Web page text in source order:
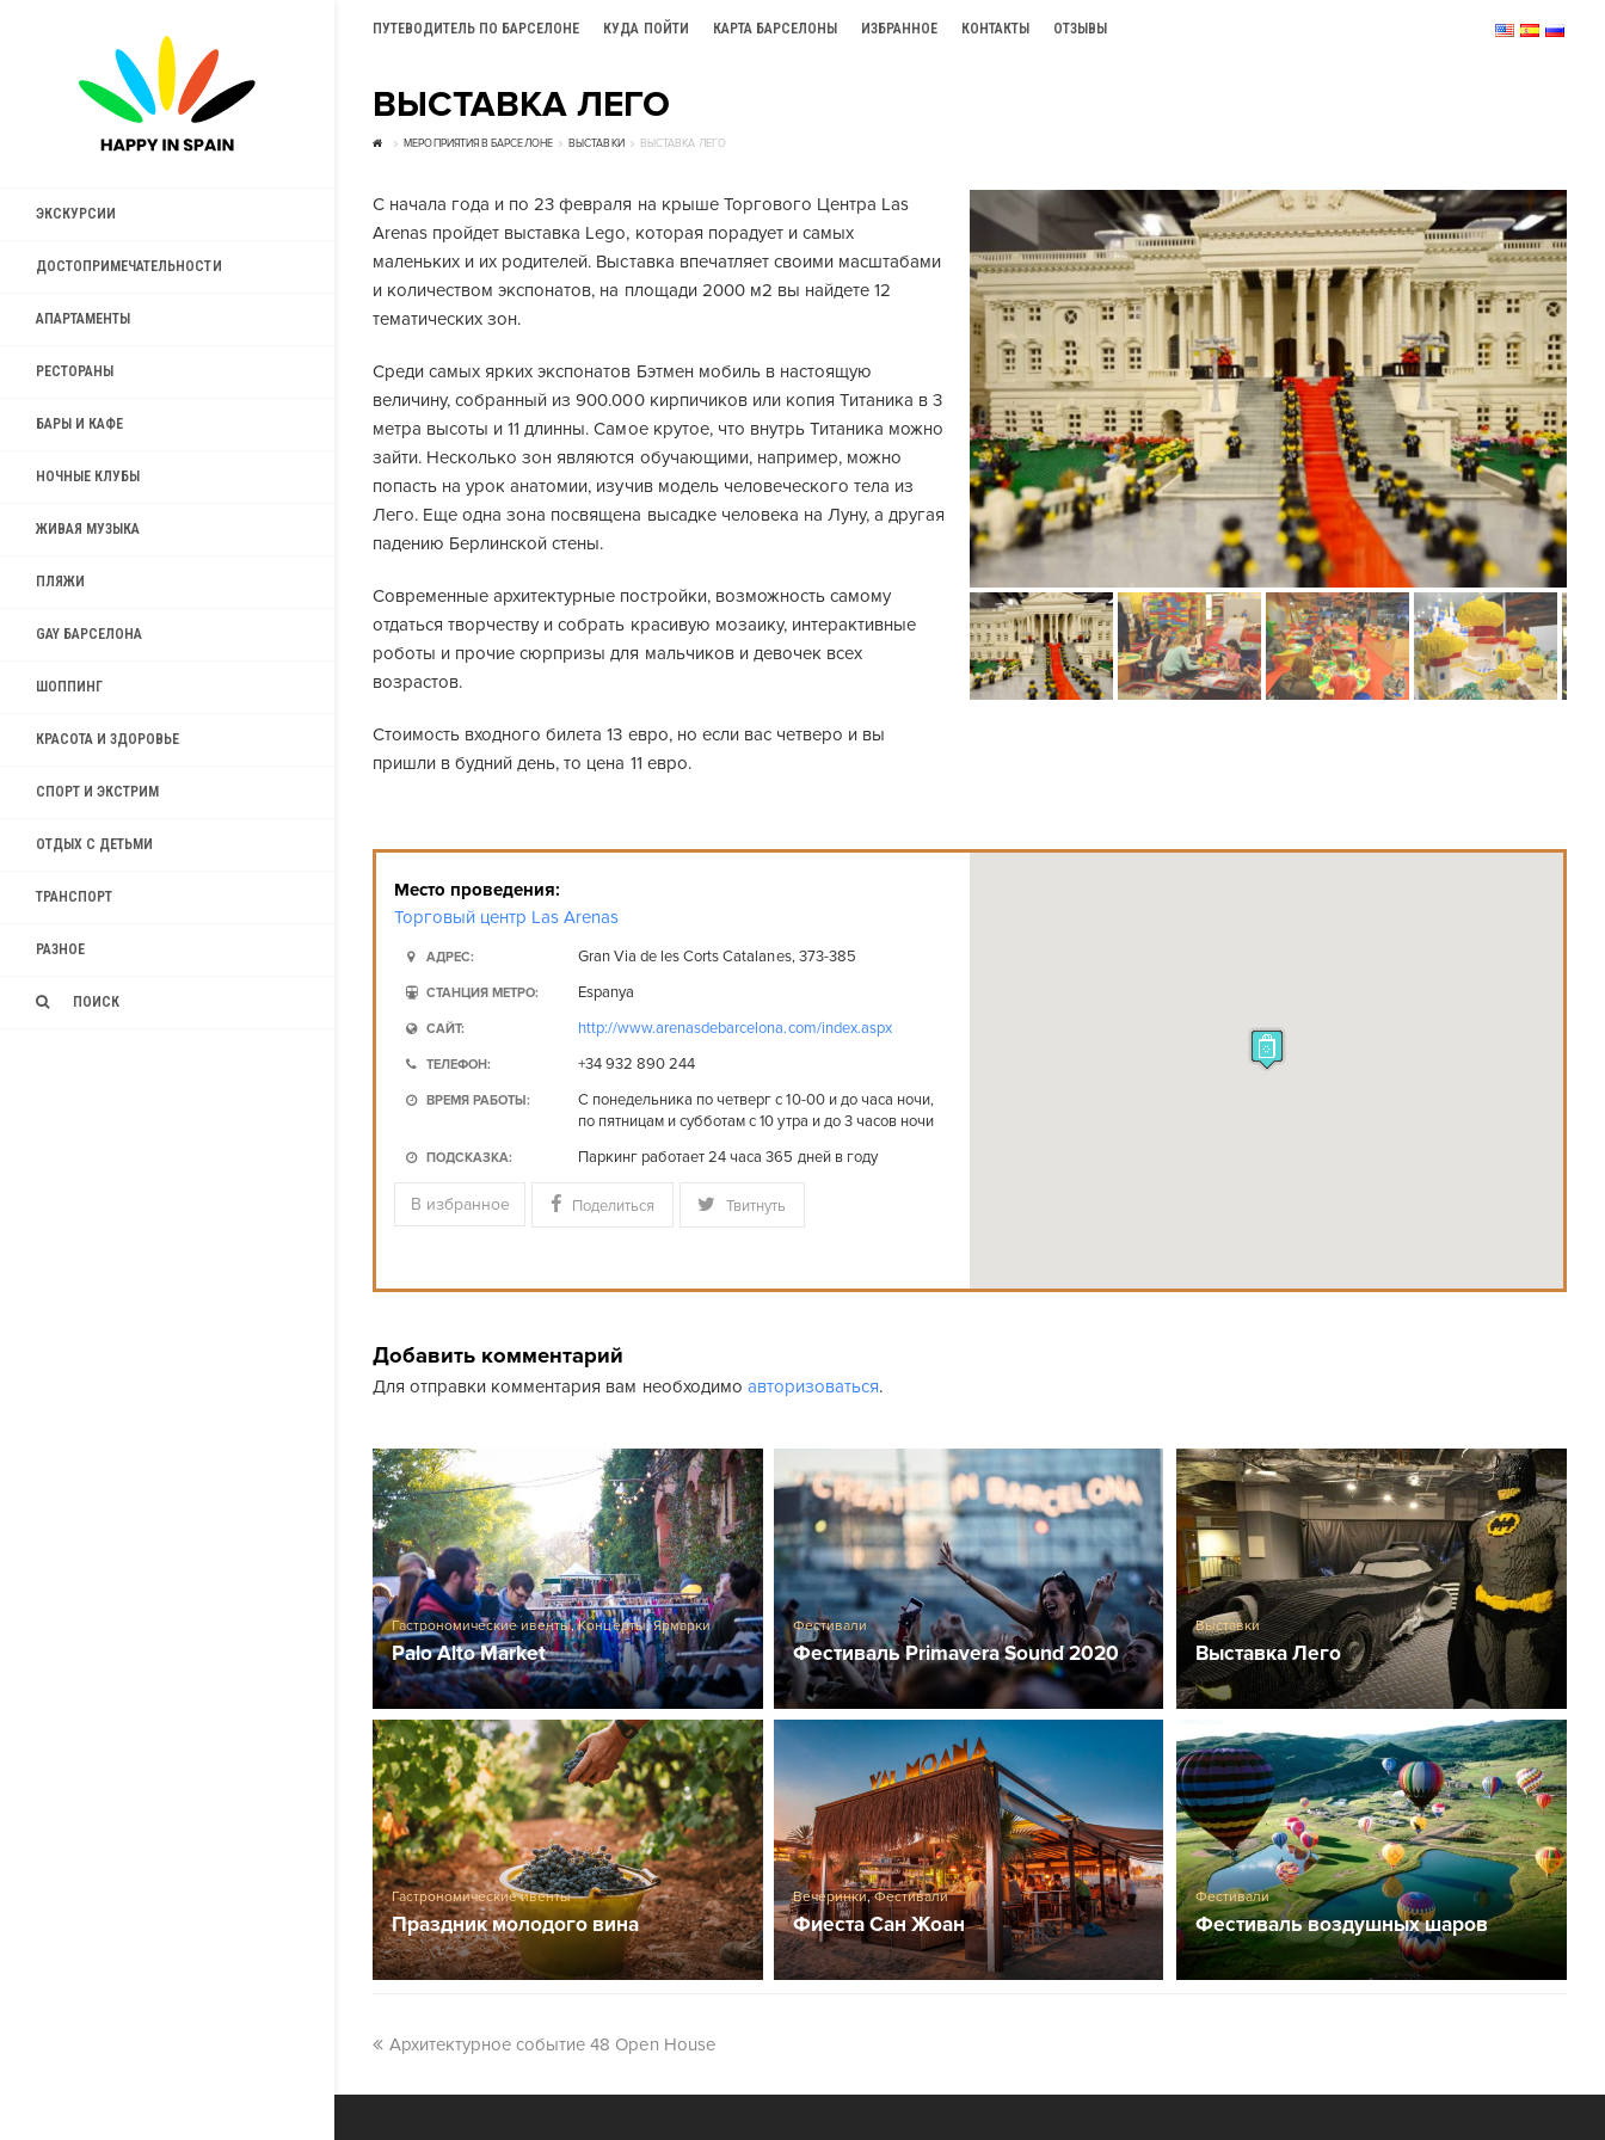
ПУТЕВОДИТЕЛЬ ПО БАРСЕЛОНЕ КУДА ПОЙТИ КАРТА БАРСЕЛОНЫ ИЗБРАННОЕ КОНТАКТЫ ОТЗЫВЫ
ЭКСКУРСИИ
ДОСТОПРИМЕЧАТЕЛЬНОСТИ
АПАРТАМЕНТЫ
РЕСТОРАНЫ
БАРЫ И КАФЕ
НОЧНЫЕ КЛУБЫ
ЖИВАЯ МУЗЫКА
ПЛЯЖИ
GAY БАРСЕЛОНА
ШОППИНГ
КРАСОТА И ЗДОРОВЬЕ
СПОРТ И ЭКСТРИМ
ОТДЫХ С ДЕТЬМИ
ТРАНСПОРТ
РАЗНОЕ
ПОИСК
ВЫСТАВКА ЛЕГО
МЕРОПРИЯТИЯ В БАРСЕЛОНЕ ВЫСТАВКИ ВЫСТАВКА ЛЕГО
С начала года и по 23 февраля на крыше Торгового Центра Las
Arenas пройдет выставка Lego, которая порадует и самых
маленьких и их родителей. Выставка впечатляет своими масштабами
и количеством экспонатов, на площади 2000 м2 вы найдете 12
тематических зон.
Среди самых ярких экспонатов Бэтмен мобиль в настоящую
величину, собранный из 900.000 кирпичиков или копия Титаника в 3
метра высоты и 11 длинны. Самое крутое, что внутрь Титаника можно
зайти. Несколько зон являются обучающими, например, можно
попасть на урок анатомии, изучив модель человеческого тела из
Лего. Еще одна зона посвящена высадке человека на Луну, а другая
падению Берлинской стены.
Современные архитектурные постройки, возможность самому
отдаться творчеству и собрать красивую мозаику, интерактивные
роботы и прочие сюрпризы для мальчиков и девочек всех
возрастов.
Стоимость входного билета 13 евро, но если вас четверо и вы
пришли в будний день, то цена 11 евро.
Место проведения:
Торговый центр Las Arenas
АДРЕС: Gran Via de les Corts Catalanes, 373-385
СТАНЦИЯ МЕТРО: Espanya
САЙТ: http://www.arenasdebarcelona.com/index.aspx
ТЕЛЕФОН: +34 932 890 244
ВРЕМЯ РАБОТЫ:
C понедельника по четверг с 10-00 и до часа ночи,
по пятницам и субботам с 10 утра и до 3 часов ночи
ПОДСКАЗКА: Паркинг работает 24 часа 365 дней в году
В избранное Поделиться Твитнуть
Добавить комментарий
Для отправки комментария вам необходимо авторизоваться.
Гастрономические ивенты,Концерты,Ярмарки
Palo Alto Market
Фестивали
Фестиваль Primavera Sound 2020
Выставки
Выставка Лего
Гастрономические ивенты
Праздник молодого вина
Вечеринки,Фестивали
Фиеста Сан Жоан
Фестивали
Фестиваль воздушных шаров
Архитектурное событие 48 Open House